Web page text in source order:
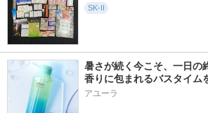
SK-II
暑さが続く今こそ、一日の
香りに包まれるバスタイム
アユーラ